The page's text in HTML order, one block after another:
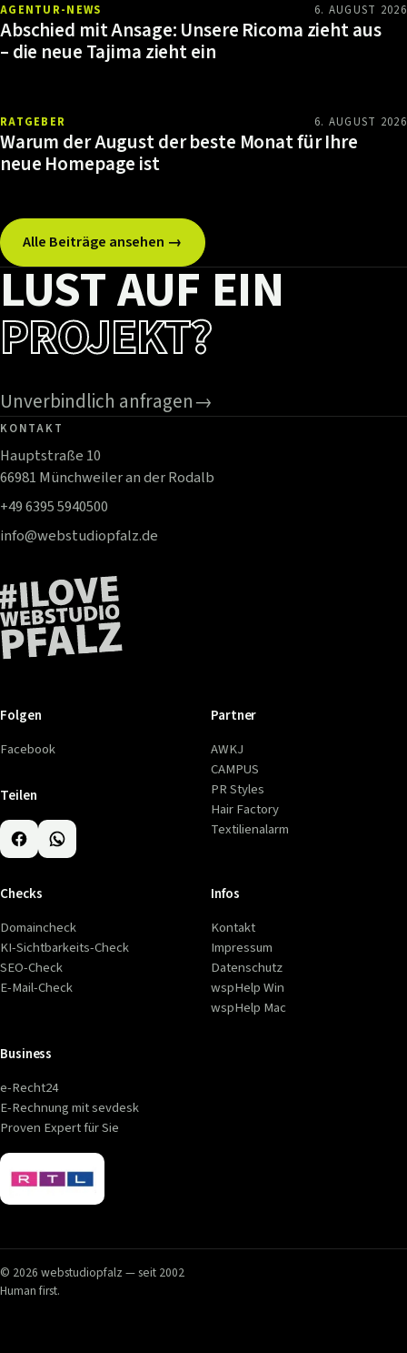
AGENTUR-NEWS 6. AUGUST 2026
Abschied mit Ansage: Unsere Ricoma zieht aus
– die neue Tajima zieht ein
RATGEBER 6. AUGUST 2026
Warum der August der beste Monat für Ihre
neue Homepage ist
Alle Beiträge ansehen →
LUST AUF EIN
PROJEKT?
Unverbindlich anfragen→
KONTAKT
Hauptstraße 10
66981 Münchweiler an der Rodalb
+49 6395 5940500
info@webstudiopfalz.de
Folgen
Facebook
Teilen
Partner
AWKJ
CAMPUS
PR Styles
Hair Factory
Textilienalarm
Checks
Domaincheck
KI-Sichtbarkeits-Check
SEO-Check
E-Mail-Check
Infos
Kontakt
Impressum
Datenschutz
wspHelp Win
wspHelp Mac
Business
e-Recht24
E-Rechnung mit sevdesk
Proven Expert für Sie
© 2026 webstudiopfalz — seit 2002
Human first.